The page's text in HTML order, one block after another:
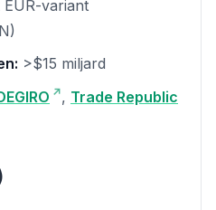
variant
>$15 miljard
, Trade Republic